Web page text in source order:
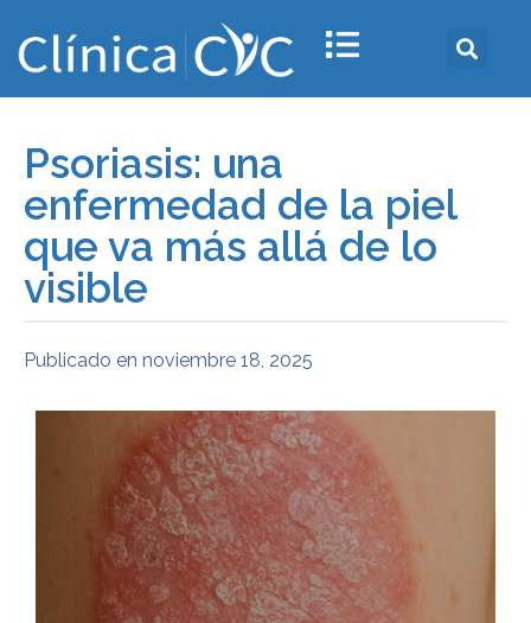
Psoriasis: una
enfermedad de la piel
que va más allá de lo
visible
Publicado en noviembre 18, 2025